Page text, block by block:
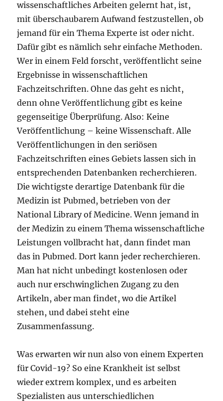
wissenschaftliches Arbeiten gelernt hat, ist,
mit überschaubarem Aufwand festzustellen, ob
jemand für ein Thema Experte ist oder nicht.
Dafür gibt es nämlich sehr einfache Methoden.
Wer in einem Feld forscht, veröffentlicht seine
Ergebnisse in wissenschaftlichen
Fachzeitschriften. Ohne das geht es nicht,
denn ohne Veröffentlichung gibt es keine
gegenseitige Überprüfung. Also: Keine
Veröffentlichung – keine Wissenschaft. Alle
Veröffentlichungen in den seriösen
Fachzeitschriften eines Gebiets lassen sich in
entsprechenden Datenbanken recherchieren.
Die wichtigste derartige Datenbank für die
Medizin ist Pubmed, betrieben von der
National Library of Medicine. Wenn jemand in
der Medizin zu einem Thema wissenschaftliche
Leistungen vollbracht hat, dann findet man
das in Pubmed. Dort kann jeder recherchieren.
Man hat nicht unbedingt kostenlosen oder
auch nur erschwinglichen Zugang zu den
Artikeln, aber man findet, wo die Artikel
stehen, und dabei steht eine
Zusammenfassung.
Was erwarten wir nun also von einem Experten
für Covid-19? So eine Krankheit ist selbst
wieder extrem komplex, und es arbeiten
Spezialisten aus unterschiedlichen